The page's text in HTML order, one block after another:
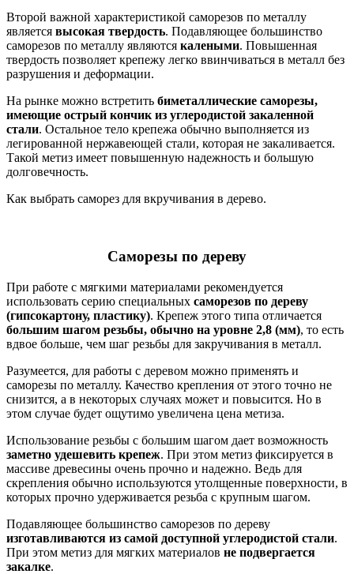
Второй важной характеристикой саморезов по металлу
является высокая твердость. Подавляющее большинство
саморезов по металлу являются калеными. Повышенная
твердость позволяет крепежу легко ввинчиваться в металл без
разрушения и деформации.
На рынке можно встретить биметаллические саморезы,
имеющие острый кончик из углеродистой закаленной
стали. Остальное тело крепежа обычно выполняется из
легированной нержавеющей стали, которая не закаливается.
Такой метиз имеет повышенную надежность и большую
долговечность.
Как выбрать саморез для вкручивания в дерево.
Саморезы по дереву
При работе с мягкими материалами рекомендуется
использовать серию специальных саморезов по дереву
(гипсокартону, пластику). Крепеж этого типа отличается
большим шагом резьбы, обычно на уровне 2,8 (мм), то есть
вдвое больше, чем шаг резьбы для закручивания в металл.
Разумеется, для работы с деревом можно применять и
саморезы по металлу. Качество крепления от этого точно не
снизится, а в некоторых случаях может и повысится. Но в
этом случае будет ощутимо увеличена цена метиза.
Использование резьбы с большим шагом дает возможность
заметно удешевить крепеж. При этом метиз фиксируется в
массиве древесины очень прочно и надежно. Ведь для
скрепления обычно используются утолщенные поверхности, в
которых прочно удерживается резьба с крупным шагом.
Подавляющее большинство саморезов по дереву
изготавливаются из самой доступной углеродистой стали.
При этом метиз для мягких материалов не подвергается
закалке.